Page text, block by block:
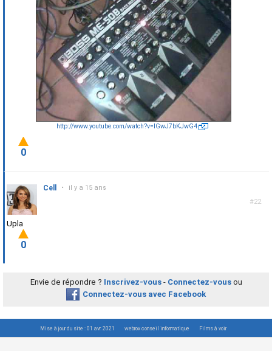
http://www.youtube.com/watch?v=lGwJ7bKJwG4
0
#22
Cell • il y a 15 ans
Upla
0
Envie de répondre ? Inscrivez-vous- Connectez-vousou
Connectez-vous avec Facebook
Mise à jour du site : 01 avr. 2021 webrox conseil informatique Films à voir